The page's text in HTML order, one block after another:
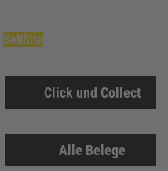
Click und Collect
Alle Belege
SellSite